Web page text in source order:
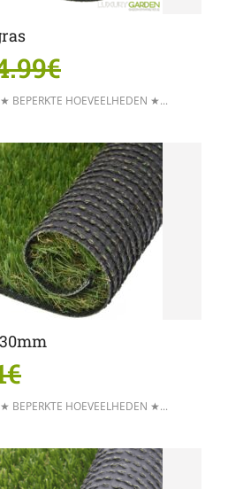
BEPERKTE HOEVEELHEDEN ★...
BEPERKTE HOEVEELHEDEN ★...